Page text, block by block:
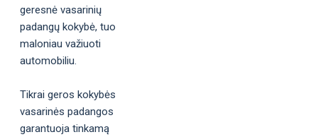
geresnė vasarinių
padangų kokybė, tuo
maloniau važiuoti
automobiliu.
Tikrai geros kokybės
vasarinės padangos
garantuoja tinkamą